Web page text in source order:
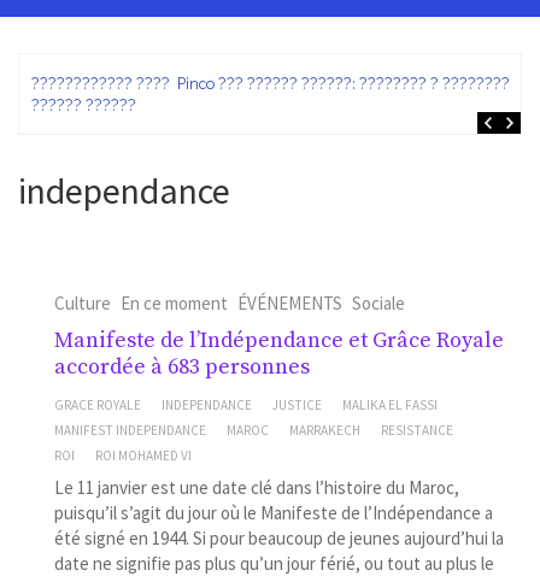
???????????? ???? Pinco ??? ?????? ??????: ???????? ? ???????? ?
?????? ??????
independance
Culture En ce moment ÉVÉNEMENTS Sociale
Manifeste de l’Indépendance et Grâce Royale
accordée à 683 personnes
GRACE ROYALE INDEPENDANCE JUSTICE
MALIKA EL FASSI
MANIFEST INDEPENDANCE
MAROC MARRAKECH
RESISTANCE
ROI
ROI MOHAMED VI
Le 11 janvier est une date clé dans l’histoire du Maroc,
puisqu’il s’agit du jour où le Manifeste de l’Indépendance a
été signé en 1944. Si pour beaucoup de jeunes aujourd’hui la
date ne signifie pas plus qu’un jour férié, ou tout au plus le